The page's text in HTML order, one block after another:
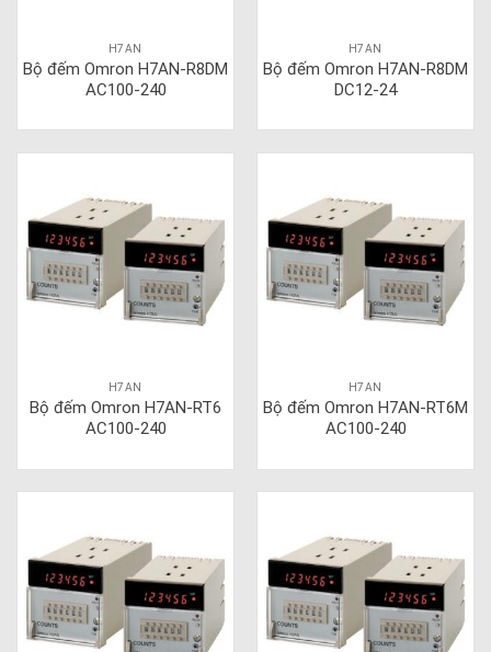
H7AN
Bộ đếm Omron H7AN-R8DM
AC100-240
H7AN
Bộ đếm Omron H7AN-R8DM
DC12-24
H7AN
Bộ đếm Omron H7AN-RT6
AC100-240
H7AN
Bộ đếm Omron H7AN-RT6M
AC100-240